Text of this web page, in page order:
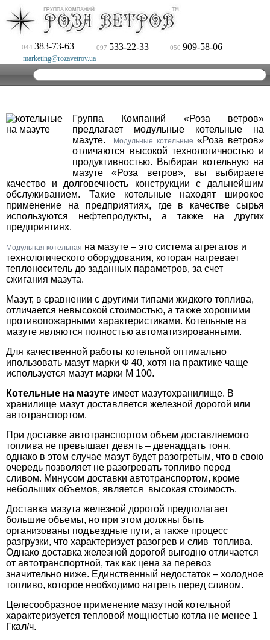
044 383-73-63 097 533-22-33 050 909-58-06
marketing@rozavetrov.ua
Группа Компаний «Роза ветров»
предлагает модульные котельные на
мазуте.
Модульные котельные «Роза ветров»
отличаются высокой технологичностью и
продуктивностью. Выбирая котельную на
мазуте «Роза ветров», вы выбираете
качество и долговечность конструкции с дальнейшим
обслуживанием. Такие котельные находят широкое
применение на предприятиях, где в качестве сырья
используются нефтепродукты, а также на других
предприятиях.
Модульная котельная на мазуте – это система агрегатов и
технологического оборудования, которая нагревает
теплоноситель до заданных параметров, за счет
сжигания мазута.
Мазут, в сравнении с другими типами жидкого топлива,
отличается невысокой стоимостью, а также хорошими
противопожарными характеристиками. Котельные на
мазуте являются полностью автоматизированными.
Для качественной работы котельной оптимально
ипользовать мазут марки Ф 40, хотя на практике чаще
используется мазут марки М 100.
Котельные на мазуте имеет мазутохранилище. В
хранилище мазут доставляется железной дорогой или
автотранспортом.
При доставке автотранспортом объем доставляемого
топлива не превышает девять – двенадцать тонн,
однако в этом случае мазут будет разогретым, что в свою
очередь позволяет не разогревать топливо перед
сливом. Минусом доставки автотранспортом, кроме
небольших объемов, является высокая стоимость.
Доставка мазута железной дорогой предполагает
большие объемы, но при этом должны быть
организованы подъездные пути, а также процесс
разгрузки, что характеризует разогрев и слив топлива.
Однако доставка железной дорогой выгодно отличается
от автотранспортной, так как цена за перевоз
значительно ниже. Единственный недостаток – холодное
топливо, которое необходимо нагреть перед сливом.
Целесообразное применение мазутной котельной
характеризуется тепловой мощностью котла не менее 1
Гкал/ч.